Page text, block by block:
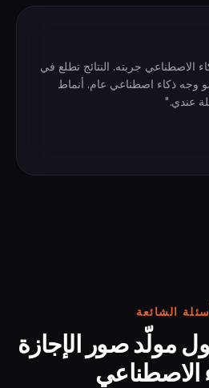
الاصطناعي جربته. النتائج تطلع في
وجه ذكاء اصطناعي عام. أنماط
عندي."
الشائعة
مولّد صور الإجازة
الاصطناعي